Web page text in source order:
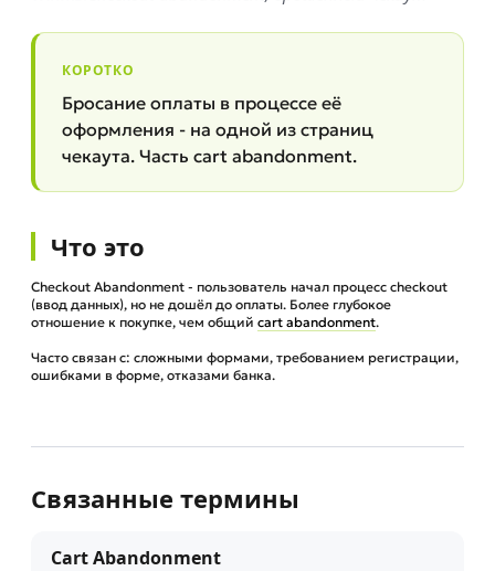
КОРОТКО
Бросание оплаты в процессе её
оформления - на одной из страниц
чекаута. Часть cart abandonment.
Что это
Checkout Abandonment - пользователь начал процесс checkout
(ввод данных), но не дошёл до оплаты. Более глубокое
отношение к покупке, чем общий cart abandonment.
Часто связан с: сложными формами, требованием регистрации,
ошибками в форме, отказами банка.
Связанные термины
Cart Abandonment